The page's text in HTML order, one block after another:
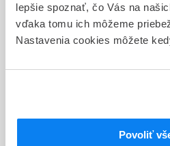
lepšie spoznať, čo Vás na
vďaka tomu ich môžeme
Nastavenia cookies môžete
Povoliť
Dotazník spokojnosti zákazníka
Sťažnosti a petície
Odkazy